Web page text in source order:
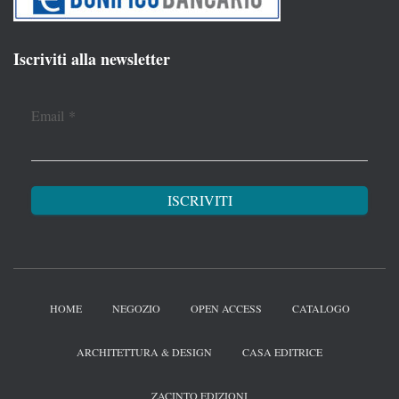
Iscriviti alla newsletter
Email *
HOME NEGOZIO OPEN ACCESS CATALOGO
ARCHITETTURA & DESIGN CASA EDITRICE
ZACINTO EDIZIONI